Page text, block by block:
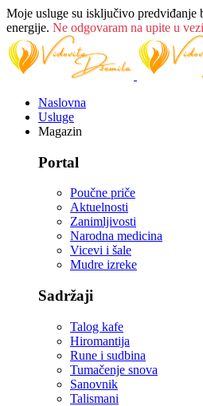
Moje usluge su isključivo predviđanje
energije. Ne odgovaram na upite u
Naslovna
Usluge
Magazin
Portal
Poučne priče
Aktuelnosti
Zanimljivosti
Narodna medicina
Vicevi i šale
Mudre izreke
Sadržaji
Talog kafe
Hiromantija
Rune i sudbina
Tumačenje snova
Sanovnik
Talismani